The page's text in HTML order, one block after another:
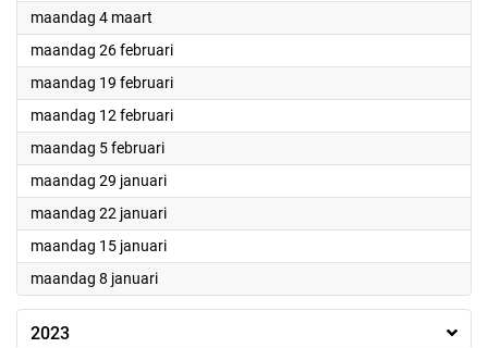
maandag 4 maart
maandag 26 februari2024
maandag 19 februari2024
maandag 12 februari2024
maandag 5 februari2024
maandag 29 januari2024
maandag 22 januari2024
maandag 15 januari2024
maandag 8 januari2024
2023